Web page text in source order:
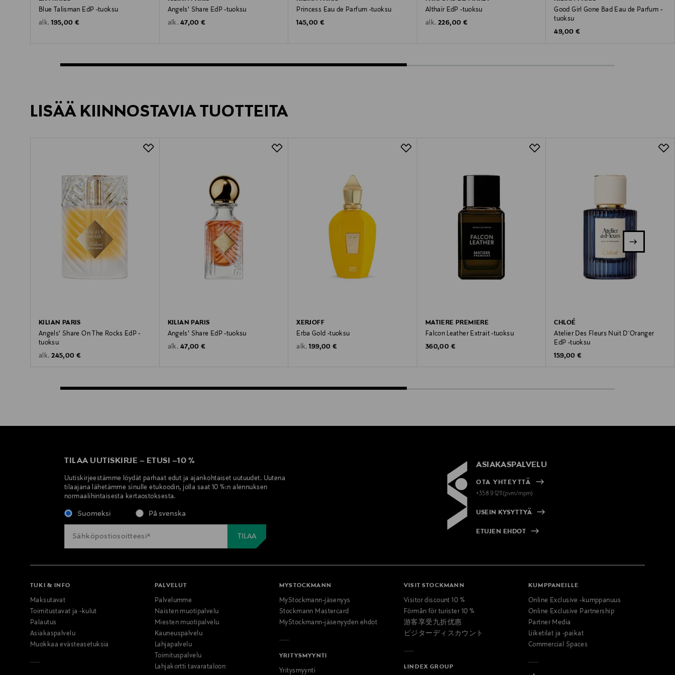
Blue Talisman EdP -tuoksu
alk. Original Price
195,00 €
Angels' Share EdP -tuoksu
alk. Original Price
47,00 €
Princess Eau de Parfum -tuoksu
Original Price
145,00 €
Althaïr EdP -tuoksu
alk. Original Price
226,00 €
Good Girl Gone Bad Eau de Parfum -
tuoksu
Original Price
49,00 €
LISÄÄ KIINNOSTAVIA TUOTTEITA
KILIAN PARIS
Angels' Share On The Rocks EdP -
tuoksu
alk. Original Price
245,00 €
KILIAN PARIS
Angels' Share EdP -tuoksu
alk. Original Price
47,00 €
XERJOFF
Erba Gold -tuoksu
alk. Original Price
199,00 €
MATIERE PREMIERE
Falcon Leather Extrait -tuoksu
Original Price
360,00 €
CHLOÉ
Atelier Des Fleurs Nuit D`Oranger
EdP -tuoksu
Original Price
159,00 €
TILAA UUTISKIRJE – ETUSI –10 %
Uutiskirjeestämme löydät parhaat edut ja ajankohtaiset uutuudet. Uutena
tilaajana lähetämme sinulle etukoodin, jolla saat 10 %:n alennuksen
normaalihintaisesta kertaostoksesta.
Suomeksi På svenska
ASIAKASPALVELU
OTA YHTEYTTÄ
+358 9 1211(pvm/mpm)
USEIN KYSYTTYÄ
ETUJEN EHDOT
TUKI & INFO
Maksutavat
Toimitustavat ja -kulut
Palautus
Asiakaspalvelu
Muokkaa evästeasetuksia
PALVELUT
Palvelumme
Naisten muotipalvelu
Miesten muotipalvelu
Kauneuspalvelu
Lahjapalvelu
Toimituspalvelu
Lahjakortti tavarataloon
MYSTOCKMANN
MyStockmann-jäsenyys
Stockmann Mastercard
MyStockmann-jäsenyyden ehdot
YRITYSMYYNTI
Yritysmyynti
VISIT STOCKMANN
Visitor discount 10 %
Förmån för turister 10 %
游客享受九折优惠
ビジターディスカウント
LINDEX GROUP
KUMPPANEILLE
Online Exclusive -kumppanuus
Online Exclusive Partnership
Partner Media
Liiketilat ja -paikat
Commercial Spaces